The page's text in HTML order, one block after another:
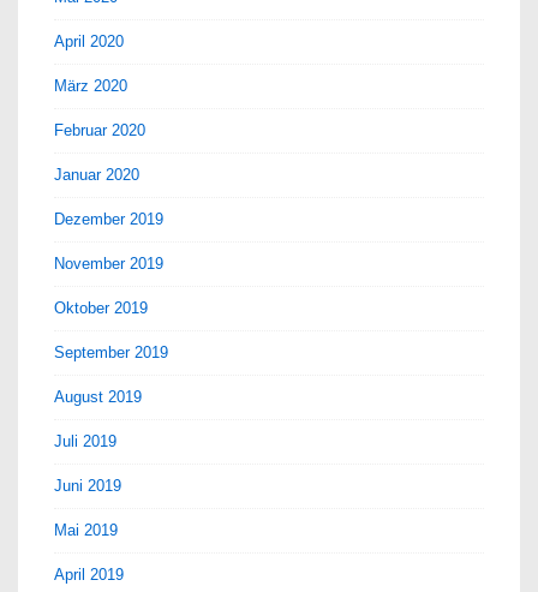
April 2020
März 2020
Februar 2020
Januar 2020
Dezember 2019
November 2019
Oktober 2019
September 2019
August 2019
Juli 2019
Juni 2019
Mai 2019
April 2019